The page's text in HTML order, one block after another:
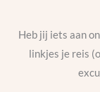
Heb jij iets aan
linkjes je reis